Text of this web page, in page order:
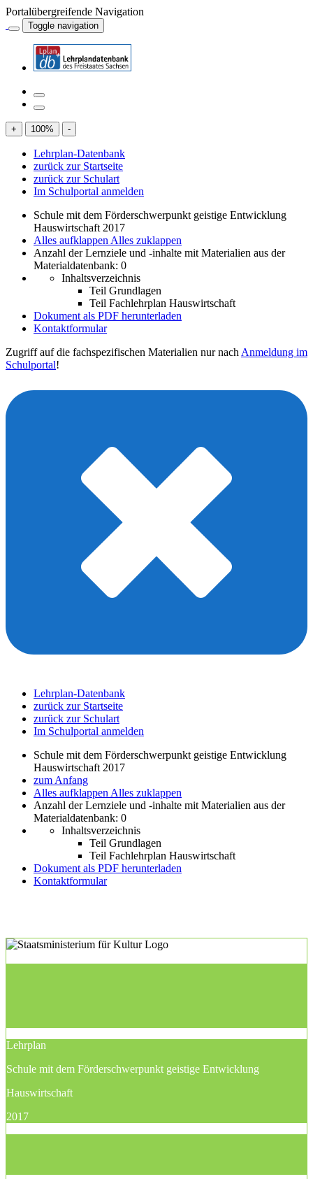
Portalübergreifende Navigation
Toggle navigation
+ 100% -
Lehrplan-Datenbank
zurück zur Startseite
zurück zur Schulart
Im Schulportal anmelden
Schule mit dem Förderschwerpunkt geistige Entwicklung
Hauswirtschaft 2017
Alles aufklappen Alles zuklappen
Anzahl der Lernziele und -inhalte mit Materialien aus der
Materialdatenbank: 0
Inhaltsverzeichnis
Teil Grundlagen
Teil Fachlehrplan Hauswirtschaft
Dokument als PDF herunterladen
Kontaktformular
Zugriff auf die fachspezifischen Materialien nur nach Anmeldung im
Schulportal!
Lehrplan-Datenbank
zurück zur Startseite
zurück zur Schulart
Im Schulportal anmelden
Schule mit dem Förderschwerpunkt geistige Entwicklung
Hauswirtschaft 2017
zum Anfang
Alles aufklappen Alles zuklappen
Anzahl der Lernziele und -inhalte mit Materialien aus der
Materialdatenbank: 0
Inhaltsverzeichnis
Teil Grundlagen
Teil Fachlehrplan Hauswirtschaft
Dokument als PDF herunterladen
Kontaktformular
Lehrplan
Schule mit dem Förderschwerpunkt geistige Entwicklung
Hauswirtschaft
2017